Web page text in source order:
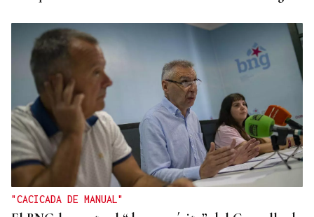
"CACICADA DE MANUAL"